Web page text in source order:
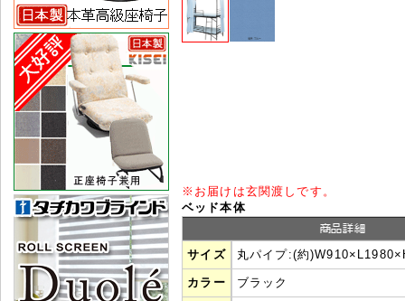
※ お届けは玄関渡しです。
ベッド本体
サイズ 丸パイプ:(約
カラー ブラック